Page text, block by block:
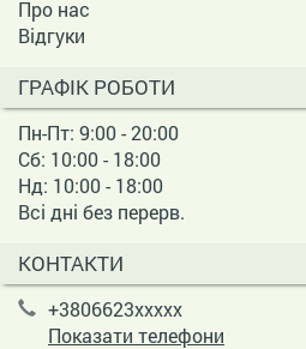
Про нас
Відгуки
ГРАФІК РОБОТИ
Пн-Пт: 9:00 - 20:00
Сб: 10:00 - 18:00
Нд: 10:00 - 18:00
Всі дні без перерв.
КОНТАКТИ
+3806623xxxxx
Показати телефони